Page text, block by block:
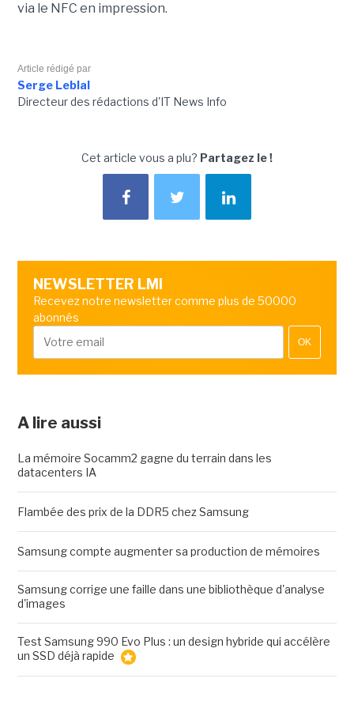
via le NFC en impression.
Article rédigé par
Serge Leblal
Directeur des rédactions d'IT News Info
Cet article vous a plu? Partagez le !
NEWSLETTER LMI
Recevez notre newsletter comme plus de 50000
abonnés
OK
A lire aussi
La mémoire Socamm2 gagne du terrain dans les
datacenters IA
Flambée des prix de la DDR5 chez Samsung
Samsung compte augmenter sa production de mémoires
Samsung corrige une faille dans une bibliothèque d'analyse
d'images
Test Samsung 990 Evo Plus : un design hybride qui accélère
un SSD déjà rapide